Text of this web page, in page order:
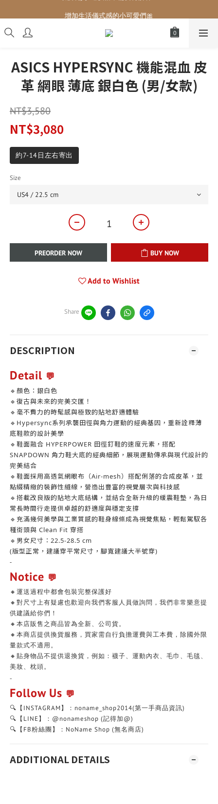
增加生活儀式感的小可愛們🎀
ASICS HYPERSYNC 機能混血 皮
革 網眼 薄底 銀白色 (男/女款)
NT$3,580
NT$3,080
約7-14日左右寄出
Size
PREORDER NOW BUY NOW
Add to Wishlist
Share
DESCRIPTION
Detail 💬
🔹顏色：銀白色
🔹復古與未來的完美交匯！
🔹毫不費力的時髦感與極致的貼地舒適體驗
🔹Hypersync系列承襲田徑與角力運動的經典基因，重新詮釋薄
底鞋款的設計美學
🔹鞋面融合 HYPERPOWER 田徑釘鞋的速度元素，搭配
SNAPDOWN 角力鞋大底的經典細節，展現運動傳承與現代設計的
完美結合
🔹鞋面採用高透氣網眼布（Air-mesh）搭配俐落的合成皮革，並
點綴精緻的裝飾性縫線，營造出豐富的視覺層次與科技感
🔹搭載改良版的貼地大底結構，並結合全新升級的緩震鞋墊，為日
常長時間行走提供卓越的舒適度與穩定支撐
🔹充滿幾何美學與工業質感的鞋身線條成為視覺焦點，輕鬆駕馭各
種街頭與 Clean Fit 穿搭
🔹男女尺寸：22.5-28.5 cm
(版型正常，建議穿平常尺寸，腳寬建議大半號穿)
-
Notice 💬
🔸運送過程中都會包裝完整保護好
🔸對尺寸上有疑慮也歡迎向我們客服人員做詢問，我們非常樂意提
供建議給你們！
🔸本店販售之商品皆為全新、公司貨。
🔸本商店提供換貨服務，買家需自行負擔運費與工本費，除國外限
量款式不適用。
🔸貼身物品不提供退換貨，例如：襪子、運動內衣、毛巾、毛毯、
美妝、枕頭。
-
Follow Us 💬
🔍【INSTAGRAM】：noname_shop2014(第一手商品資訊)
🔍【LINE】：@nonameshop (記得加@)
🔍【FB粉絲團】：NoName Shop (無名商店)
ADDITIONAL DETAILS